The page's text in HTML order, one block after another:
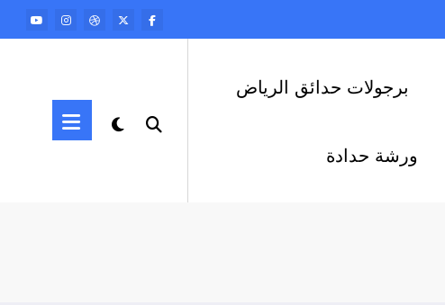
برجولات حدائق الرياض
ورشة حدادة